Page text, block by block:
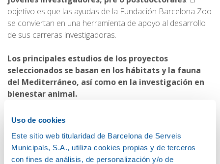
Uso de cookies
Este sitio web titularidad de Barcelona de Serveis
Municipals, S.A., utiliza cookies propias y de terceros
con fines de análisis, de personalización y/o de
objetivo es que las ayudas de la Fundación Barcelona Zoo
se conviertan en una herramienta de apoyo al desarrollo
de sus carreras investigadoras.
Los principales estudios de los proyectos
seleccionados se basan en los hábitats y la fauna
del Mediterráneo, así como en la investigación en
bienestar animal.
proyectos incorporen investigación tanto en el ámbito de
la conservación de las especies y en su bienestar.